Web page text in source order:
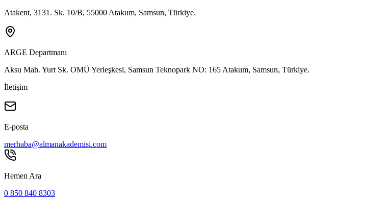
Atakent, 3131. Sk. 10/B, 55000 Atakum, Samsun, Türkiye.
ARGE Departmanı
Aksu Mah. Yurt Sk. OMÜ Yerleşkesi, Samsun Teknopark NO: 165 Atakum, Samsun, Türkiye.
İletişim
E-posta
merhaba@almanakademisi.com
Hemen Ara
0 850 840 8303